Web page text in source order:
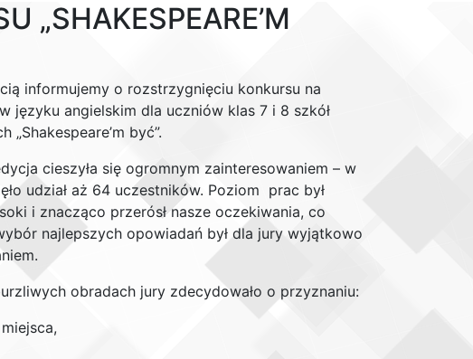
„SHAKESPEARE’M
informujemy o rozstrzygnięciu konkursu na
języku angielskim dla uczniów klas 7 i 8 szkół
„Shakespeare’m być”.
cieszyła się ogromnym zainteresowaniem – w
udział aż 64 uczestników. Poziom prac był
i znacząco przerósł nasze oczekiwania, co
najlepszych opowiadań był dla jury wyjątkowo
obradach jury zdecydowało o przyznaniu: